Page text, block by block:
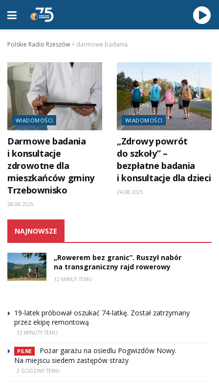
Polskie Radio Rzeszów > darmowe badania
WIADOMOŚCI
Darmowe badania
i konsultacje
zdrowotne dla
mieszkańców gminy
Trzebownisko
28.08.2025
WIADOMOŚCI
„Zdrowy powrót
do szkoły” –
bezpłatne badania
i konsultacje dla dzieci
24.08.2025
NAJNOWSZE
„Rowerem bez granic”. Ruszył nabór
na transgraniczny rajd rowerowy
12 MINUT TEMU
19-latek próbował oszukać 74-latkę. Został zatrzymany
przez ekipę remontową
33 MINUTY TEMU
PILNE
Pożar garażu na osiedlu Pogwizdów Nowy.
Na miejscu siedem zastępów straży
2 GODZINY TEMU